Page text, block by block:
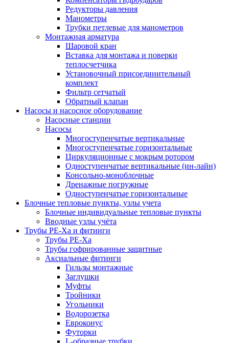
Редукторы давления
Манометры
Трубки петлевые для манометров
Монтажная арматура
Шаровой кран
Вставка для монтажа и поверки
теплосчетчика
Установочный присоединительный
комплект
Фильтр сетчатый
Обратный клапан
Насосы и насосное оборудование
Насосные станции
Насосы
Многоступенчатые вертикальные
Многоступенчатые горизонтальные
Циркуляционные с мокрым ротором
Одноступенчатые вертикальные (ин-лайн)
Консольно-моноблочные
Дренажные погружные
Одноступенчатые горизонтальные
Блочные тепловые пункты, узлы учета
Блочные индивидуальные тепловые пункты
Вводные узлы учёта
Трубы РЕ-Ха и фитинги
Трубы РЕ-Ха
Трубы гофрированные защитные
Аксиальные фитинги
Гильзы монтажные
Заглушки
Муфты
Тройники
Угольники
Водорозетка
Евроконус
Футорки
L-образные трубки